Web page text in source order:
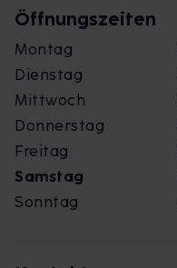
Öffnungszeiten
Montag
Dienstag
Mittwoch
Donnerstag
Freitag
Samstag
Sonntag